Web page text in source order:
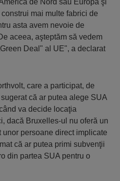
de Nord sau Europa şi
mai multe fabrici de
asta avem nevoie de
aceea, aşteptăm să vedem
Deal" al UE", a declarat
care a participat, de
că ar putea alege SUA
va decide locaţia
dacă Bruxelles-ul nu oferă un
persoane direct implicate
că ar putea primi subvenţii
din partea SUA pentru o